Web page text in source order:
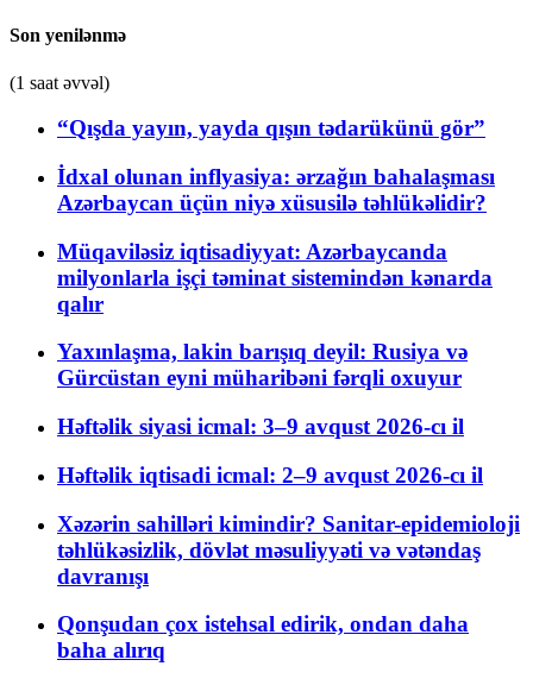
Son yenilənmə
(1 saat əvvəl)
“Qışda yayın, yayda qışın tədarükünü gör”
İdxal olunan inflyasiya: ərzağın bahalaşması
Azərbaycan üçün niyə xüsusilə təhlükəlidir?
Müqaviləsiz iqtisadiyyat: Azərbaycanda
milyonlarla işçi təminat sistemindən kənarda
qalır
Yaxınlaşma, lakin barışıq deyil: Rusiya və
Gürcüstan eyni müharibəni fərqli oxuyur
Həftəlik siyasi icmal: 3–9 avqust 2026-cı il
Həftəlik iqtisadi icmal: 2–9 avqust 2026-cı il
Xəzərin sahilləri kimindir? Sanitar-epidemioloji
təhlükəsizlik, dövlət məsuliyyəti və vətəndaş
davranışı
Qonşudan çox istehsal edirik, ondan daha
baha alırıq